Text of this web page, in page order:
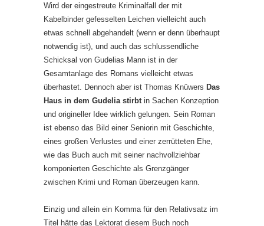
Wird der eingestreute Kriminalfall der mit
Kabelbinder gefesselten Leichen vielleicht auch
etwas schnell abgehandelt (wenn er denn überhaupt
notwendig ist), und auch das schlussendliche
Schicksal von Gudelias Mann ist in der
Gesamtanlage des Romans vielleicht etwas
überhastet. Dennoch aber ist Thomas Knüwers Das
Haus in dem Gudelia stirbt in Sachen Konzeption
und origineller Idee wirklich gelungen. Sein Roman
ist ebenso das Bild einer Seniorin mit Geschichte,
eines großen Verlustes und einer zerrütteten Ehe,
wie das Buch auch mit seiner nachvollziehbar
komponierten Geschichte als Grenzgänger
zwischen Krimi und Roman überzeugen kann.
Einzig und allein ein Komma für den Relativsatz im
Titel hätte das Lektorat diesem Buch noch